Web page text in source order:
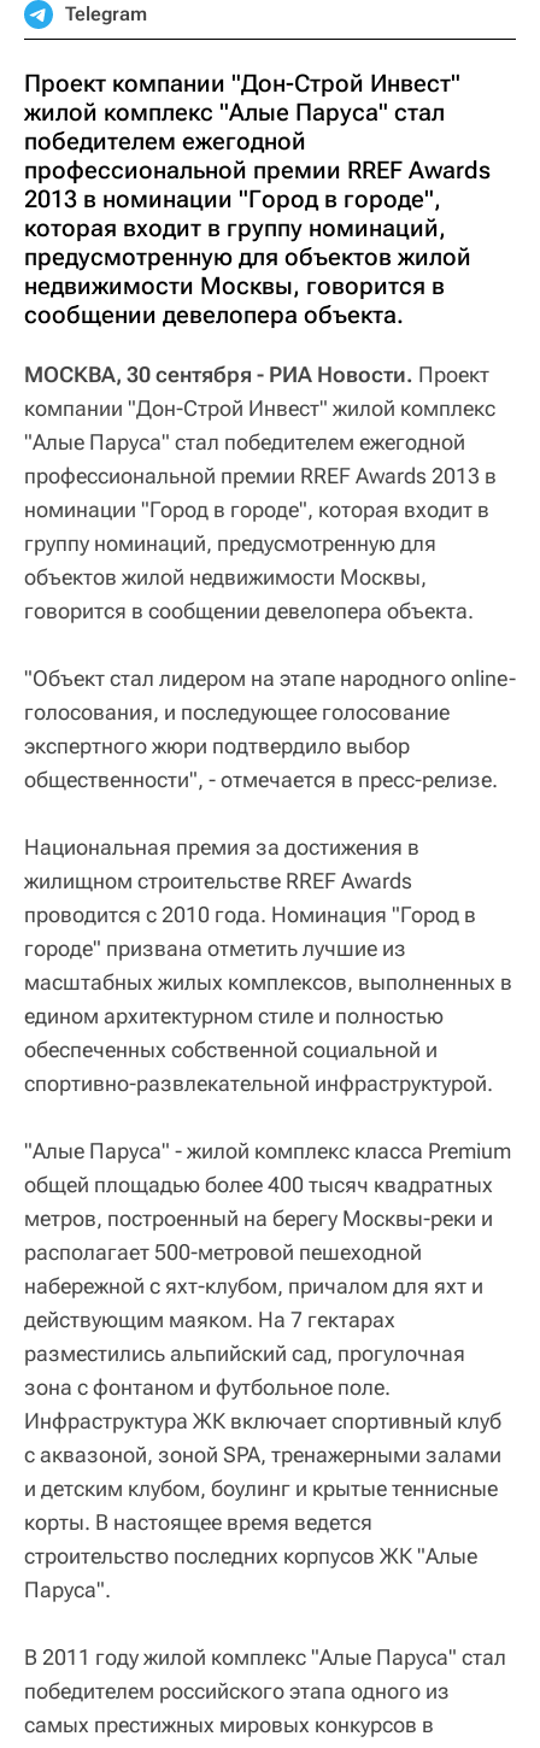
Telegram
Проект компании "Дон-Строй Инвест"
жилой комплекс "Алые Паруса" стал
победителем ежегодной
профессиональной премии RREF Awards
2013 в номинации "Город в городе",
которая входит в группу номинаций,
предусмотренную для объектов жилой
недвижимости Москвы, говорится в
сообщении девелопера объекта.
МОСКВА, 30 сентября - РИА Новости. Проект
компании "Дон-Строй Инвест" жилой комплекс
"Алые Паруса" стал победителем ежегодной
профессиональной премии RREF Awards 2013 в
номинации "Город в городе", которая входит в
группу номинаций, предусмотренную для
объектов жилой недвижимости Москвы,
говорится в сообщении девелопера объекта.
"Объект стал лидером на этапе народного online-
голосования, и последующее голосование
экспертного жюри подтвердило выбор
общественности", - отмечается в пресс-релизе.
Национальная премия за достижения в
жилищном строительстве RREF Awards
проводится с 2010 года. Номинация "Город в
городе" призвана отметить лучшие из
масштабных жилых комплексов, выполненных в
едином архитектурном стиле и полностью
обеспеченных собственной социальной и
спортивно-развлекательной инфраструктурой.
"Алые Паруса" - жилой комплекс класса Premium
общей площадью более 400 тысяч квадратных
метров, построенный на берегу Москвы-реки и
располагает 500-метровой пешеходной
набережной с яхт-клубом, причалом для яхт и
действующим маяком. На 7 гектарах
разместились альпийский сад, прогулочная
зона с фонтаном и футбольное поле.
Инфраструктура ЖК включает спортивный клуб
с аквазоной, зоной SPA, тренажерными залами
и детским клубом, боулинг и крытые теннисные
корты. В настоящее время ведется
строительство последних корпусов ЖК "Алые
Паруса".
В 2011 году жилой комплекс "Алые Паруса" стал
победителем российского этапа одного из
самых престижных мировых конкурсов в